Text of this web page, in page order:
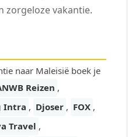
zorgeloze vakantie.
naar Maleisië boek je
Reizen ,
Intra , Djoser , FOX ,
Travel ,